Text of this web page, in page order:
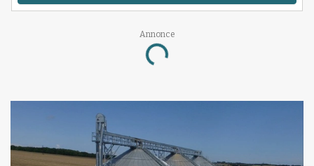
Annonce
Loading...